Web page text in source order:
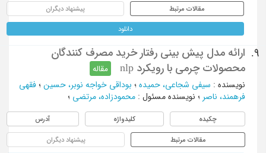
مقالات مرتبط پیشنهاد دیگران
دانلود
9.
ارائه مدل پیش بینی رفتار خرید مصرف کنندگان
محصولات چرمی با رویکرد nlp
مقاله
نویسنده: سیفی شجاعی، حمیده؛ بوداقی خواجه نوبر، حسین؛ فقهی
فرهمند، ناصر؛ نویسنده مسئول : محمودزاده، مرتضی ؛
چکیده کلیدواژه آدرس
مقالات مرتبط پیشنهاد دیگران